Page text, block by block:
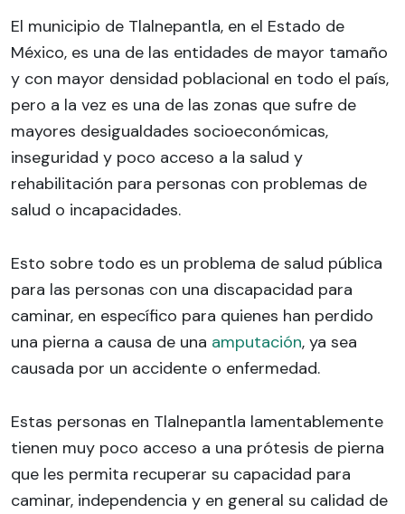
El municipio de Tlalnepantla, en el Estado de
México, es una de las entidades de mayor tamaño
y con mayor densidad poblacional en todo el país,
pero a la vez es una de las zonas que sufre de
mayores desigualdades socioeconómicas,
inseguridad y poco acceso a la salud y
rehabilitación para personas con problemas de
salud o incapacidades.
Esto sobre todo es un problema de salud pública
para las personas con una discapacidad para
caminar, en específico para quienes han perdido
una pierna a causa de una amputación, ya sea
causada por un accidente o enfermedad.
Estas personas en Tlalnepantla lamentablemente
tienen muy poco acceso a una prótesis de pierna
que les permita recuperar su capacidad para
caminar, independencia y en general su calidad de